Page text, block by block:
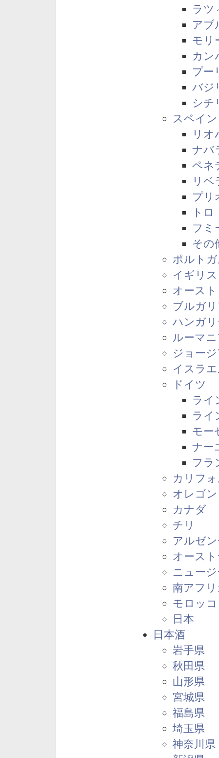
ラツ
アブ
モリ
カン
プー
バジ
シチ
スペイン
リオ
ナバ
ペネ
リベ
プリ
トロ
フミ
その
ポルト
イギリス
オース
ブルガ
ハンガ
ルーマ
ジョー
イスラ
ドイツ
ライ
ライ
モー
ナー
フラ
カリフ
オレゴ
カナダ
チリ
アルゼ
オース
ニュー
南アフ
モロッコ
日本
日本酒
岩手県
秋田県
山形県
宮城県
福島県
埼玉県
神奈川県